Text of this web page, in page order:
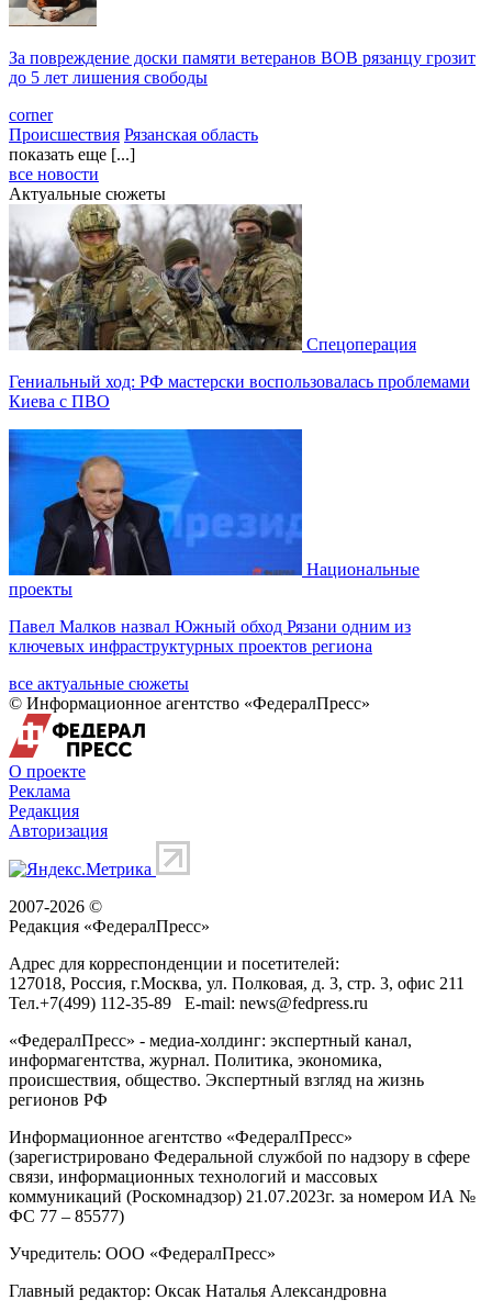
За повреждение доски памяти ветеранов ВОВ рязанцу грозит
до 5 лет лишения свободы
corner
Происшествия Рязанская область
показать еще [...]
все новости
Актуальные сюжеты
Спецоперация
Гениальный ход: РФ мастерски воспользовалась проблемами
Киева с ПВО
Национальные
проекты
Павел Малков назвал Южный обход Рязани одним из
ключевых инфраструктурных проектов региона
все актуальные сюжеты
© Информационное агентство «ФедералПресс»
О проекте
Реклама
Редакция
Авторизация
2007-2026 ©
Редакция «ФедералПресс»
Адрес для корреспонденции и посетителей:
127018, Россия, г.Москва, ул. Полковая, д. 3, стр. 3, офис 211
Тел.+7(499) 112-35-89 E-mail: news@fedpress.ru
«ФедералПресс» - медиа-холдинг: экспертный канал,
информагентства, журнал. Политика, экономика,
происшествия, общество. Экспертный взгляд на жизнь
регионов РФ
Информационное агентство «ФедералПресс»
(зарегистрировано Федеральной службой по надзору в сфере
связи, информационных технологий и массовых
коммуникаций (Роскомнадзор) 21.07.2023г. за номером ИА №
ФС 77 – 85577)
Учредитель: ООО «ФедералПресс»
Главный редактор: Оксак Наталья Александровна